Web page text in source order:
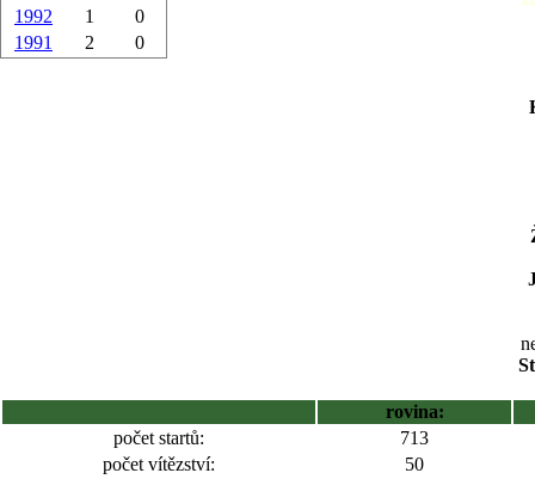
1992
1
0
1991
2 0
rovina:
počet startů:
713
počet vítězství:
50